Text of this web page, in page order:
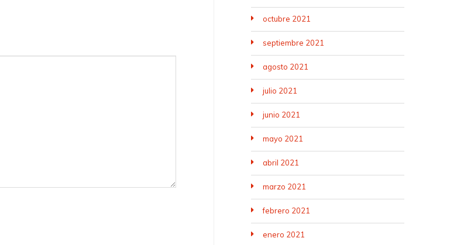
octubre 2021
septiembre 2021
agosto 2021
julio 2021
junio 2021
mayo 2021
abril 2021
marzo 2021
febrero 2021
enero 2021